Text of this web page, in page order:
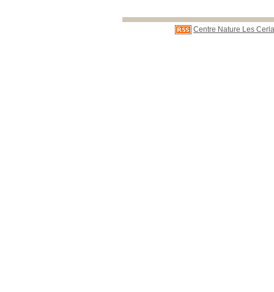
Centre Nature Les